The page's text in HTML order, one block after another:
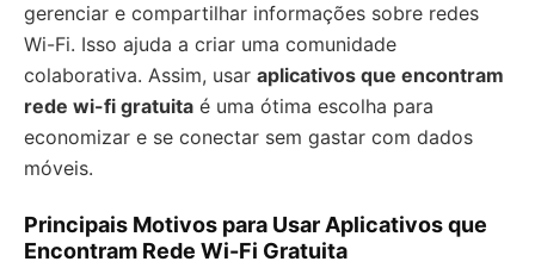
gerenciar e compartilhar informações sobre redes
Wi-Fi. Isso ajuda a criar uma comunidade
colaborativa. Assim, usar aplicativos que encontram
rede wi-fi gratuita é uma ótima escolha para
economizar e se conectar sem gastar com dados
móveis.
Principais Motivos para Usar Aplicativos que
Encontram Rede Wi-Fi Gratuita